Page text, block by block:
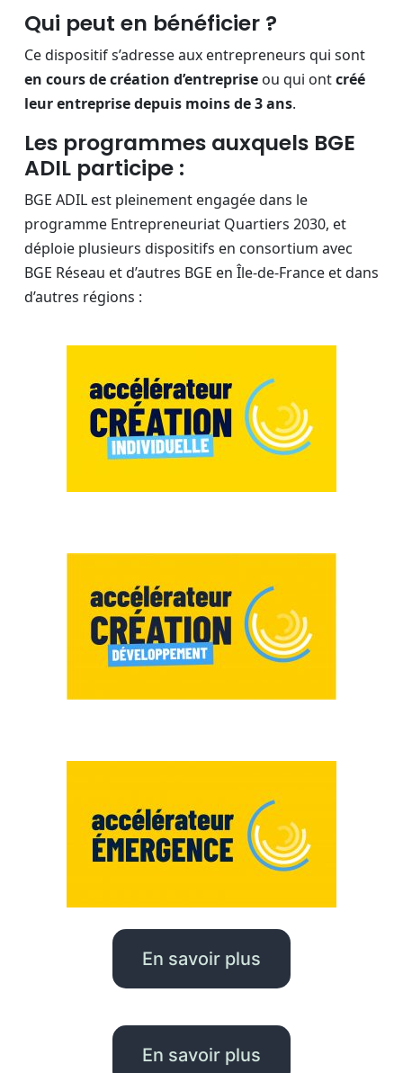
Qui peut en bénéficier ?
Ce dispositif s’adresse aux entrepreneurs qui sont
en cours de création d’entreprise ou qui ontcréé
leur entreprise depuis moins de 3 ans.
Les programmes auxquels BGE
ADIL participe :
BGE ADIL est pleinement engagée dans le
programme Entrepreneuriat Quartiers 2030, et
déploie plusieurs dispositifs en consortium avec
BGE Réseau et d’autres BGE en Île-de-France et dans
d’autres régions :
En savoir plus
En savoir plus